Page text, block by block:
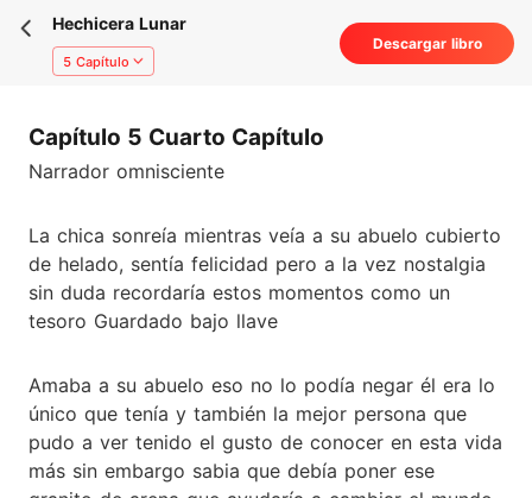
Hechicera Lunar
5 Capítulo
Descargar libro
Capítulo 5 Cuarto Capítulo
Narrador omnisciente
La chica sonreía mientras veía a su abuelo cubierto
de helado, sentía felicidad pero a la vez nostalgia
sin duda recordaría estos momentos como un
tesoro Guardado bajo llave
Amaba a su abuelo eso no lo podía negar él era lo
único que tenía y también la mejor persona que
pudo a ver tenido el gusto de conocer en esta vida
más sin embargo sabia que debía poner ese